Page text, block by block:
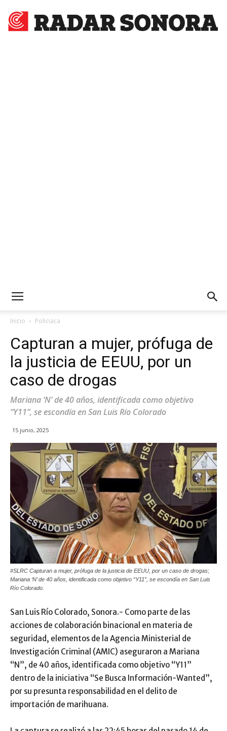
Inicio Policiaca
Capturan a mujer, prófuga de
la justicia de EEUU, por un
caso de drogas
Mariana ‘N’ de 40 años, identificada como objetivo
“Y11”, se escondía en San Luis Río Colorado
15 junio, 2025
#SLRC Capturan a mujer, prófuga de la justicia de EEUU, por un caso de drogas;
Mariana ‘N’ de 40 años, identificada como objetivo “Y11”, se escondía en San Luis
Río Colorado.
San Luis Río Colorado, Sonora.- Como parte de las
acciones de colaboración binacional en materia de
seguridad, elementos de la Agencia Ministerial de
Investigación Criminal (AMIC) aseguraron a Mariana
“N”, de 40 años, identificada como objetivo “Y11”
dentro de la iniciativa “Se Busca Información-Wanted”,
por su presunta responsabilidad en el delito de
importación de marihuana.